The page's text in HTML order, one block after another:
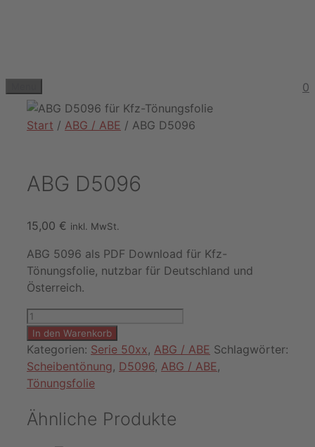
0
Start / ABG / ABE / ABG D5096
ABG D5096
15,00 € inkl. MwSt.
ABG 5096 als PDF Download für Kfz-
Tönungsfolie, nutzbar für Deutschland und
Österreich.
ABG
D5096
Menge
In den Warenkorb
Kategorien: Serie 50xx, ABG / ABE Schlagwörter:
Scheibentönung, D5096, ABG / ABE ,
Tönungsfolie
Ähnliche Produkte